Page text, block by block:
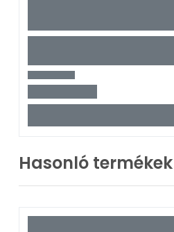
Hasonló termékek